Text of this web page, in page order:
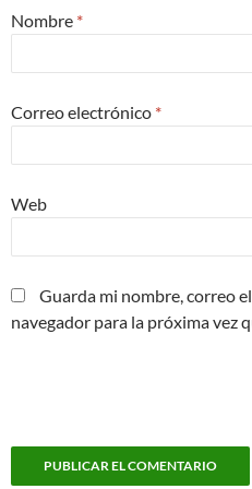
Nombre *
Correo electrónico *
Web
Guarda mi nombre, correo
navegador para la próxima vez